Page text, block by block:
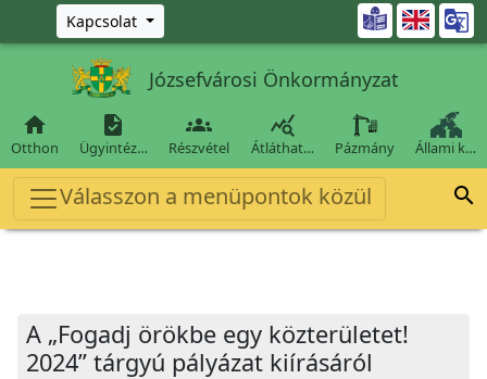
Ugrás a fő tartalomra
Kapcsolat 
Józsefvárosi Önkormányzat

Otthon

Ügyintéz…

Részvétel

Átláthat… Pázmány Állami k…
Válasszon a menüpontok közül 
A „Fogadj örökbe egy közterületet!
2024” tárgyú pályázat kiírásáról